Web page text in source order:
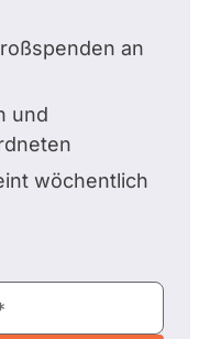
an
und
wöchentlich